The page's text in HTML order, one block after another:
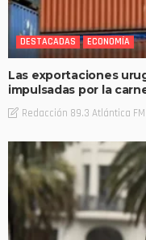
DESTACADAS ECONOMÍA
Las exportaciones
impulsadas por la
Redacción 89.3 Atlántica FM